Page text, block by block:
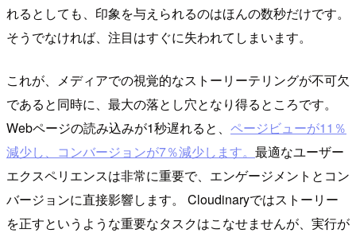
れるとしても、印象を与えられるのはほんの数秒だけです。
そうでなければ、注目はすぐに失われてしまいます。
これが、メディアでの視覚的なストーリーテリングが不可欠
であると同時に、最大の落とし穴となり得るところです。
Webページの読み込みが1秒遅れると、 ページビューが11％
減少し、コンバージョンが7％減少します。 最適なユーザー
エクスペリエンスは非常に重要で、エンゲージメントとコン
バージョンに直接影響します。 Cloudinaryではストーリー
を正すというような重要なタスクはこなせませんが、実行が